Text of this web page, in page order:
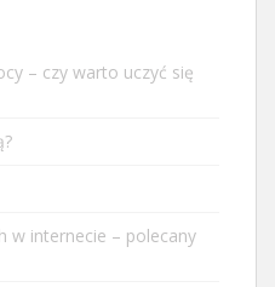
– czy warto uczyć się
w internecie – polecany